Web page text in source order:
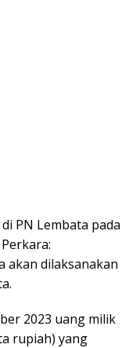
PN Lembata pada
akan dilaksanakan
2023 uang milik
rupiah) yang